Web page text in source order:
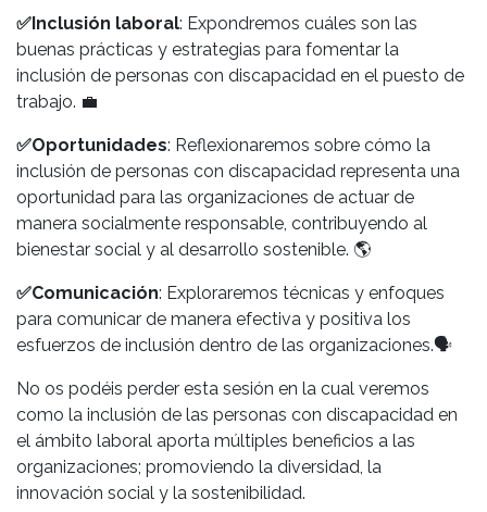
✅Inclusión laboral: Expondremos cuáles son las
buenas prácticas y estrategias para fomentar la
inclusión de personas con discapacidad en el puesto de
trabajo. 💼
✅Oportunidades: Reflexionaremos sobre cómo la
inclusión de personas con discapacidad representa una
oportunidad para las organizaciones de actuar de
manera socialmente responsable, contribuyendo al
bienestar social y al desarrollo sostenible. 🌎
✅Comunicación: Exploraremos técnicas y enfoques
para comunicar de manera efectiva y positiva los
esfuerzos de inclusión dentro de las organizaciones.🗣️
No os podéis perder esta sesión en la cual veremos
como la inclusión de las personas con discapacidad en
el ámbito laboral aporta múltiples beneficios a las
organizaciones; promoviendo la diversidad, la
innovación social y la sostenibilidad.